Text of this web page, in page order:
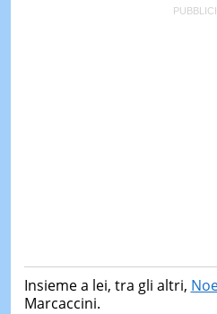
Insieme a lei, tra gli altri,
Marcaccini.